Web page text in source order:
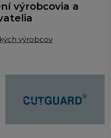
výrobcovia a
výrobcov